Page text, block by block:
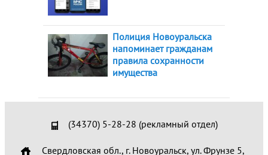
Полиция Новоуральска
напоминает гражданам
правила сохранности
имущества
(34370) 5-28-28 (рекламный отдел)
Свердловская обл., г. Новоуральск, ул. Фрунзе 5,